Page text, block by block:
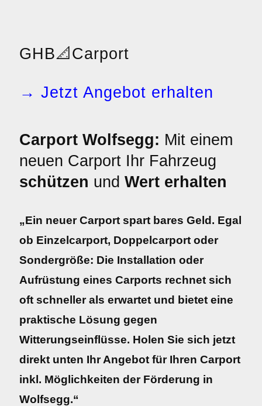
GHB📐 Carport
→ Jetzt Angebot erhalten
Carport Wolfsegg: Mit einem
neuen Carport Ihr Fahrzeug
schützen und Wert erhalten
„Ein neuer Carport spart bares Geld. Egal
ob Einzelcarport, Doppelcarport oder
Sondergröße: Die Installation oder
Aufrüstung eines Carports rechnet sich
oft schneller als erwartet und bietet eine
praktische Lösung gegen
Witterungseinflüsse. Holen Sie sich jetzt
direkt unten Ihr Angebot für Ihren Carport
inkl. Möglichkeiten der Förderung in
Wolfsegg.“